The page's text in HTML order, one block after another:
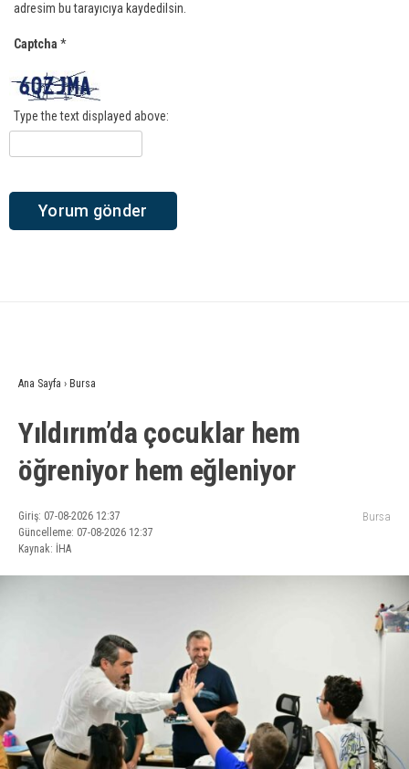
adresim bu tarayıcıya kaydedilsin.
Captcha *
Type the text displayed above:
Ana Sayfa › Bursa
Yıldırım’da çocuklar hem
öğreniyor hem eğleniyor
Giriş: 07-08-2026 12:37
Güncelleme: 07-08-2026 12:37
Kaynak: İHA
Bursa